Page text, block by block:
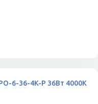
6-36-4K-P 36Вт 4000К